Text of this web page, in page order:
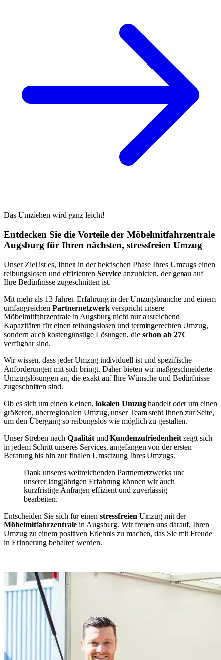
Das Umziehen wird ganz leicht!
Entdecken Sie die Vorteile der Möbelmitfahrzentrale
Augsburg für Ihren nächsten, stressfreien Umzug
Unser Ziel ist es, Ihnen in der hektischen Phase Ihres Umzugs einen
reibungslosen und effizienten Service anzubieten, der genau auf
Ihre Bedürfnisse zugeschnitten ist.
Mit mehr als 13 Jahren Erfahrung in der Umzugsbranche und einem
umfangreichen Partnernetzwerk verspricht unsere
Möbelmitfahrzentrale in Augsburg nicht nur ausreichend
Kapazitäten für einen reibungslosen und termingerechten Umzug,
sondern auch kostengünstige Lösungen, die schon ab 27€
verfügbar sind.
Wir wissen, dass jeder Umzug individuell ist und spezifische
Anforderungen mit sich bringt. Daher bieten wir maßgeschneiderte
Umzugslösungen an, die exakt auf Ihre Wünsche und Bedürfnisse
zugeschnitten sind.
Ob es sich um einen kleinen, lokalen Umzug handelt oder um einen
größeren, überregionalen Umzug, unser Team steht Ihnen zur Seite,
um den Übergang so reibungslos wie möglich zu gestalten.
Unser Streben nach Qualität und Kundenzufriedenheit zeigt sich
in jedem Schritt unseres Services, angefangen von der ersten
Beratung bis hin zur finalen Umsetzung Ihres Umzugs.
Dank unseres weitreichenden Partnernetzwerks und
unserer langjährigen Erfahrung können wir auch
kurzfristige Anfragen effizient und zuverlässig
bearbeiten.
Entscheiden Sie sich für einen stressfreien Umzug mit der
Möbelmitfahrzentrale in Augsburg. Wir freuen uns darauf, Ihren
Umzug zu einem positiven Erlebnis zu machen, das Sie mit Freude
in Erinnerung behalten werden.